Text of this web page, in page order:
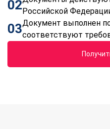
02Российской
03Документ выполнен
соответствуют